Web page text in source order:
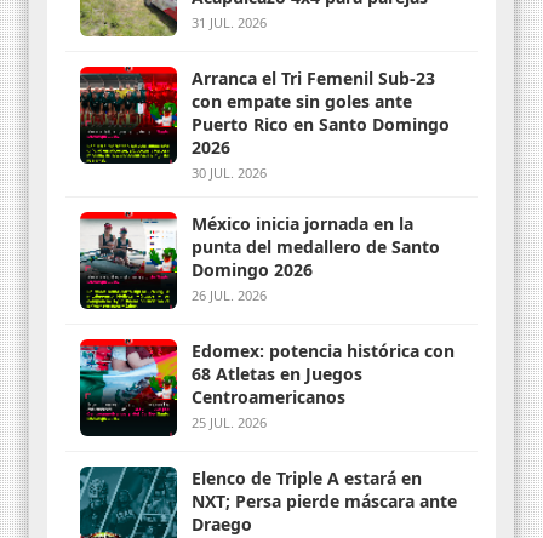
31 JUL. 2026
Arranca el Tri Femenil Sub-23
con empate sin goles ante
Puerto Rico en Santo Domingo
2026
30 JUL. 2026
México inicia jornada en la
punta del medallero de Santo
Domingo 2026
26 JUL. 2026
Edomex: potencia histórica con
68 Atletas en Juegos
Centroamericanos
25 JUL. 2026
Elenco de Triple A estará en
NXT; Persa pierde máscara ante
Draego